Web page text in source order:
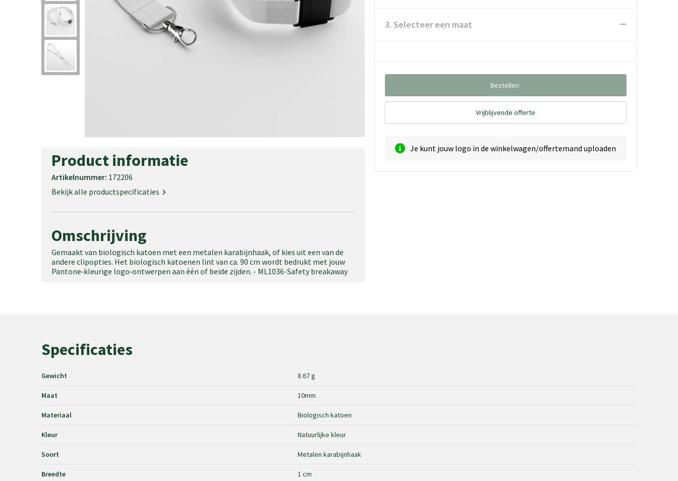
Product informatie
Artikelnummer: 172206
Bekijk alle productspecificaties
Omschrijving
Gemaakt van biologisch katoen met een metalen karabijnhaak, of kies uit een van de
andere clipopties. Het biologisch katoenen lint van ca. 90 cm wordt bedrukt met jouw
Pantone‑kleurige logo‑ontwerpen aan één of beide zijden. - ML1036-Safety breakaway
3. Selecteer een maat
Bestellen
Vrijblijvende offerte
Je kunt jouw logo in de winkelwagen/offertemand uploaden
Specificaties
Gewicht 8.67 g
Maat 10mm
Materiaal Biologisch katoen
Kleur Natuurlijke kleur
Soort Metalen karabijnhaak
Breedte 1 cm